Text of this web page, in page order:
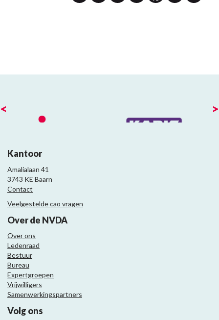
< >
Kantoor
Amalialaan 41
3743 KE Baarn
Contact
Veelgestelde cao vragen
Over de NVDA
Over ons
Ledenraad
Bestuur
Bureau
Expertgroepen
Vrijwilligers
Samenwerkingspartners
Volg ons